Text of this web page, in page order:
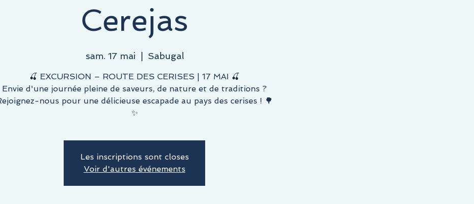
Cerejas
sam. 17 mai Sabugal
🍒 EXCURSION – ROUTE DES CERISES | 17 MAI 🍒
Envie d'une journée pleine de saveurs, de nature et de traditions ?
nous pour une délicieuse escapade au pays des cerises ! 🌳
✨
Les inscriptions sont closes
Voir d'autres événements